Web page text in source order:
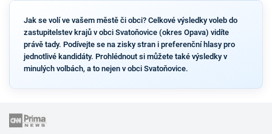
Jak se volí ve vašem městě či obci? Celkové výsledky voleb do
zastupitelstev krajů v obci Svatoňovice (okres Opava) vidíte
právě tady. Podívejte se na zisky stran i preferenční hlasy pro
jednotlivé kandidáty. Prohlédnout si můžete také výsledky v
minulých volbách, a to nejen v obci Svatoňovice.